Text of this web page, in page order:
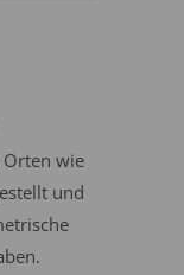
wie
und